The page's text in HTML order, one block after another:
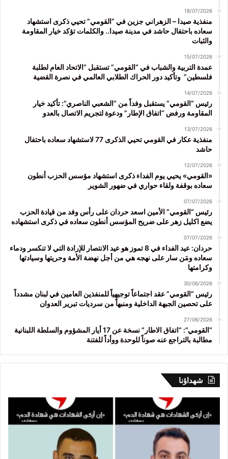
18/07/2026
منفذية صيدا – الزهراني جزين في “القومي” تحيي ذكرى استشهاد
سعاده باحتفال حاشد في مدينة صيدا.. والكلمات تؤكد خيار المقاومة
والثبات
15/07/2026
عمدة التربية والشباب في “القومي” تستقبل “الاتحاد العام لطلبة
فلسطين” وتأكيد دور الحراك الطلابي العالمي في نصرة القضية
14/07/2026
رئيس “القومي” يستقبل وفداً من “الشعبي الناصري”: تأكيد خيار
المقاومة ورفض “اتفاق الإطار” ودعوة لتجريم الاتصال بالعدو
13/07/2026
منفذية عكار في القومي تحيي الذكرى 77 لاستشهاد سعاده باحتفال
حاشد
12/07/2026
«القومي» يحيي يوم الفداء ذكرى استشهاد مؤسس الحزب أنطون
سعاده بوقفة ولقاء حواري في ضهور الشوير
07/07/2026
رئيس “القومي” الأمين اسعد حردان على رأس وفد من قيادة الحزب
يضع اكليل زهر على ضريح المؤسس أنطون سعاده في ذكرى استشهاده
07/07/2026
حردان: عيد الفداء في 8 تموز هو عيد الانتصار للإرادة التي لا تنكسر ودماء
سعاده ومَن سار على نهجه هي من أجل نهضة الأمة وحريتها وسيادتها
وكرامتها
30/06/2026
رئيس “القومي” عقد اجتماعاً توجيهياً للمنفذين العامين في لبنان مشدداً
على تحصين الجبهة الداخلية ومنبهاً من سرديات تبرير العدوان
27/06/2026
“القومي”: “اتفاق الاطار” نسخة عن 17 أيار المشؤوم والسلطة اللبنانية
مطالبة بالتراجع عنه صوناً للوحدة ووأداً للفتنة
شهداؤنا